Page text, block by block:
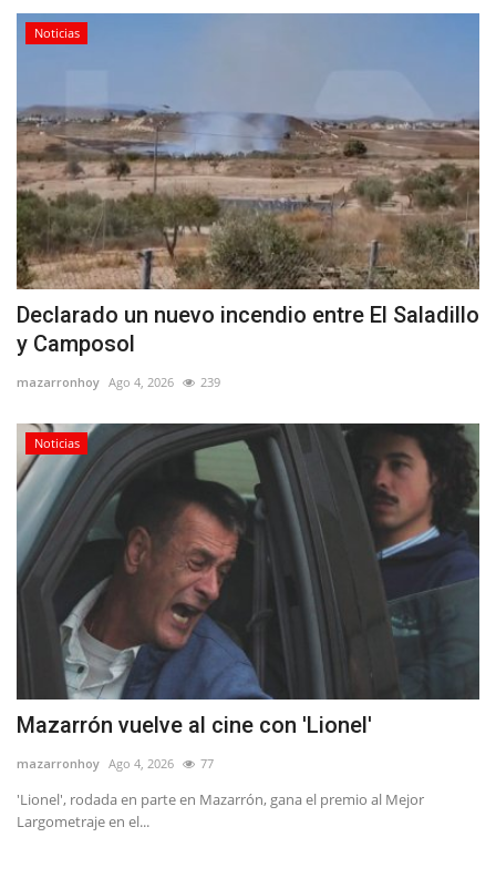
Noticias
Declarado un nuevo incendio entre El Saladillo
y Camposol
mazarronhoy Ago 4, 2026 239
Noticias
Mazarrón vuelve al cine con 'Lionel'
mazarronhoy Ago 4, 2026 77
'Lionel', rodada en parte en Mazarrón, gana el premio al Mejor
Largometraje en el...